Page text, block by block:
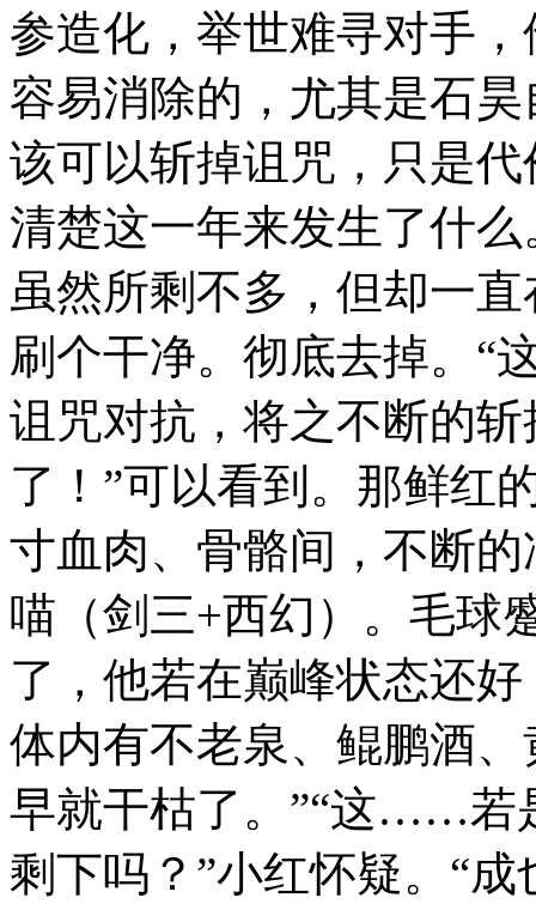
参造化，举世难寻对手
容易消除的，尤其是石
该可以斩掉诅咒，只是
清楚这一年来发生了什
虽然所剩不多，但却一
刷个干净。彻底去掉。“
诅咒对抗，将之不断的
了！”可以看到。那鲜红
寸血肉、骨骼间，不断
喵（剑三+西幻）。毛球
了，他若在巅峰状态还
体内有不老泉、鲲鹏酒
早就干枯了。”“这……若
剩下吗？”小红怀疑。“